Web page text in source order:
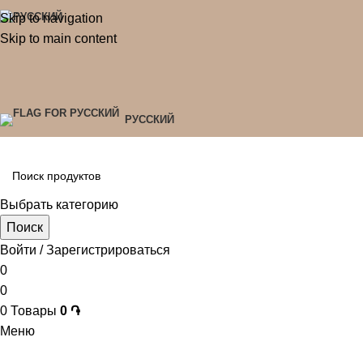
Skip to navigation
Skip to main content
РУССКИЙ
Выбрать категорию
Поиск
Войти / Зарегистрироваться
0
0
0 Товары 0 ֏
Меню